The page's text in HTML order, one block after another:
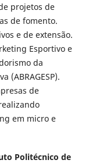
projetos de
de fomento.
e de extensão.
Esportivo e
da
(ABRAGESP).
de
em micro e
Politécnico de